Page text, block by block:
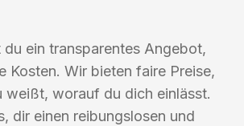
du ein transparentes Angebot,
Kosten. Wir bieten faire Preise,
weißt, worauf du dich einlässt.
dir einen reibungslosen und